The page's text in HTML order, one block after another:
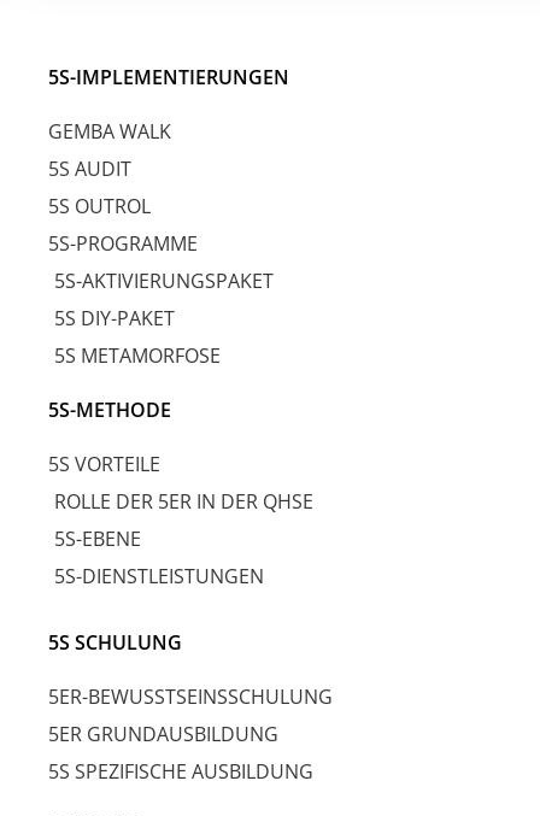
5S-IMPLEMENTIERUNGEN
GEMBA WALK
5S AUDIT
5S OUTROL
5S-PROGRAMME
5S-AKTIVIERUNGSPAKET
5S DIY-PAKET
5S METAMORFOSE
5S-METHODE
5S VORTEILE
ROLLE DER 5ER IN DER QHSE
5S-EBENE
5S-DIENSTLEISTUNGEN
5S SCHULUNG
5ER-BEWUSSTSEINSSCHULUNG
5ER GRUNDAUSBILDUNG
5S SPEZIFISCHE AUSBILDUNG